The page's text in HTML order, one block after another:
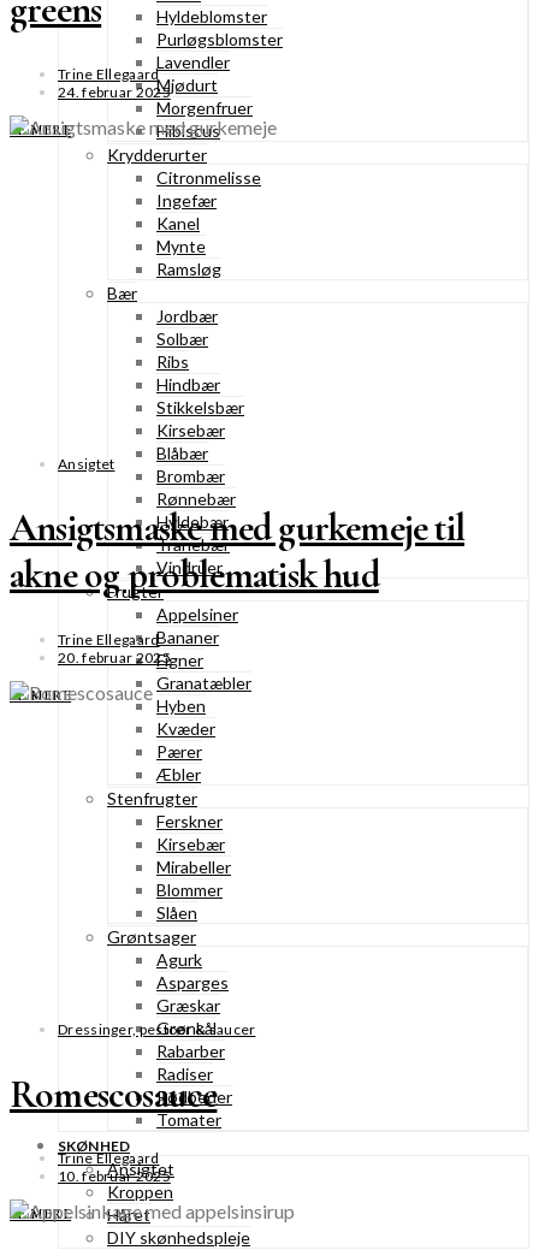
Hyldeblomster
Purløgsblomster
Lavendler
Mjødurt
Morgenfruer
Hibiscus
Krydderurter
Citronmelisse
Ingefær
Kanel
Mynte
Ramsløg
Bær
Jordbær
Solbær
Ribs
Hindbær
Stikkelsbær
Kirsebær
Blåbær
Brombær
Rønnebær
Hyldebær
Tranebær
Vindruer
Frugter
Appelsiner
Bananer
Figner
Granatæbler
Hyben
Kvæder
Pærer
Æbler
Stenfrugter
Ferskner
Kirsebær
Mirabeller
Blommer
Slåen
Grøntsager
Agurk
Asparges
Græskar
Grønkål
Rabarber
Radiser
Rødbeder
Tomater
SKØNHED
Ansigtet
Kroppen
Håret
DIY skønhedspleje
greens
Trine Ellegaard
24. februar 2025
SE MERE
Ansigtet
Ansigtsmaske med gurkemeje til
akne og problematisk hud
Trine Ellegaard
20. februar 2025
SE MERE
Dressinger, pestoer & saucer
Romescosauce
Trine Ellegaard
10. februar 2025
SE MERE